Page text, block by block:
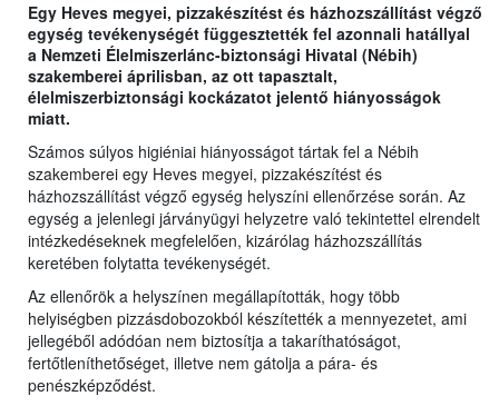
Egy Heves megyei, pizzakészítést és házhozszállítást végző
egység tevékenységét függesztették fel azonnali hatállyal
a Nemzeti Élelmiszerlánc-biztonsági Hivatal (Nébih)
szakemberei áprilisban, az ott tapasztalt,
élelmiszerbiztonsági kockázatot jelentő hiányosságok
miatt.
Számos súlyos higiéniai hiányosságot tártak fel a Nébih
szakemberei egy Heves megyei, pizzakészítést és
házhozszállítást végző egység helyszíni ellenőrzése során. Az
egység a jelenlegi járványügyi helyzetre való tekintettel elrendelt
intézkedéseknek megfelelően, kizárólag házhozszállítás
keretében folytatta tevékenységét.
Az ellenőrök a helyszínen megállapították, hogy több
helyiségben pizzásdobozokból készítették a mennyezetet, ami
jellegéből adódóan nem biztosítja a takaríthatóságot,
fertőtleníthetőséget, illetve nem gátolja a pára- és
penészképződést.